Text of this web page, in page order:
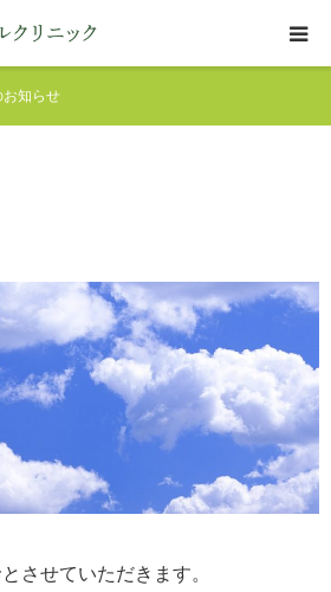
お知らせ
させていただきます。